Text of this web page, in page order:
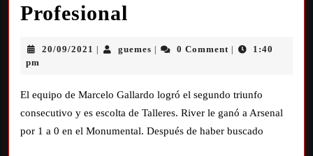
Profesional
20/09/2021 guemes 0 Comment
1:40
pm
El equipo de Marcelo Gallardo logró el segundo triunfo
consecutivo y es escolta de Talleres. River le ganó a Arsenal
por 1 a 0 en el Monumental. Después de haber buscado